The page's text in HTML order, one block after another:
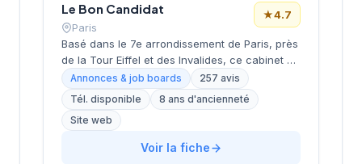
Le Bon Candidat
Paris
★4.7
Basé dans le 7e arrondissement de Paris, près
de la Tour Eiffel et des Invalides, ce cabinet de
recrutement bénéficie d'une localisation
prestigieuse au cœur de la capitale. Installé
rue de Bellechasse, il accompagne les
entreprises dans leurs recrutements avec une
approche personnalisée. La structure affiche
une excellente réputation auprès de sa
Annonces & job boards
257 avis
Tél. disponible
8 ans d'ancienneté
Site web
Voir la fiche